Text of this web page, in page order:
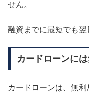
せん。
融資までに最短でも翌
カードローンに
カードローンは、無